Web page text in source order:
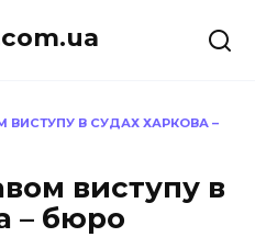
ВИСТУПУ В СУДАХ ХАРКОВА –
виступу в
– бюро